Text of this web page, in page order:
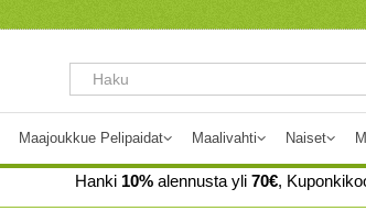
Maajoukkue Pelipaidat Maalivahti Naiset
Hanki 10% alennusta yli 70€,